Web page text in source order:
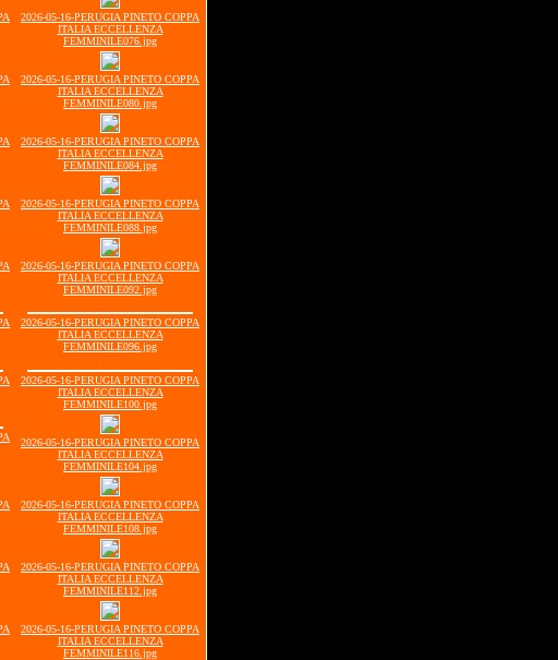
2026-05-16-PERUGIA PINETO COPPA
ITALIA ECCELLENZA
FEMMINILE076.jpg
2026-05-16-PERUGIA PINETO COPPA
ITALIA ECCELLENZA
FEMMINILE080.jpg
2026-05-16-PERUGIA PINETO COPPA
ITALIA ECCELLENZA
FEMMINILE084.jpg
2026-05-16-PERUGIA PINETO COPPA
ITALIA ECCELLENZA
FEMMINILE088.jpg
2026-05-16-PERUGIA PINETO COPPA
ITALIA ECCELLENZA
FEMMINILE092.jpg
2026-05-16-PERUGIA PINETO COPPA
ITALIA ECCELLENZA
FEMMINILE096.jpg
2026-05-16-PERUGIA PINETO COPPA
ITALIA ECCELLENZA
FEMMINILE100.jpg
2026-05-16-PERUGIA PINETO COPPA
ITALIA ECCELLENZA
FEMMINILE104.jpg
2026-05-16-PERUGIA PINETO COPPA
ITALIA ECCELLENZA
FEMMINILE108.jpg
2026-05-16-PERUGIA PINETO COPPA
ITALIA ECCELLENZA
FEMMINILE112.jpg
2026-05-16-PERUGIA PINETO COPPA
ITALIA ECCELLENZA
FEMMINILE116.jpg